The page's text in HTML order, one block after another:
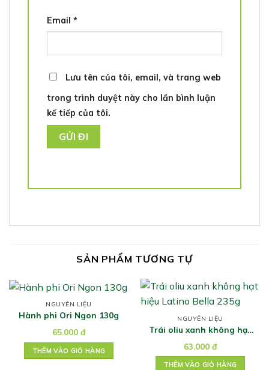
Email *
Lưu tên của tôi, email, và trang web
trong trình duyệt này cho lần bình luận
kế tiếp của tôi.
SẢN PHẨM TƯƠNG TỰ
NGUYÊN LIỆU
Hành phi Ori Ngon 130g
65.000 đ
THÊM VÀO GIỎ HÀNG
NGUYÊN LIỆU
Trái oliu xanh không hạt
63.000 đ
THÊM VÀO GIỎ HÀNG